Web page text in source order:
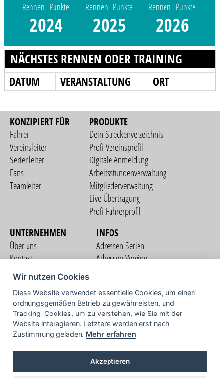
Rennen Punkte
2024
Rennen Punkte
2025
Rennen Punkte
2026
NÄCHSTES RENNEN ODER TRAINING
DATUM VERANSTALTUNG ORT
KONZIPIERT FÜR
Fahrer
Vereinsleiter
Serienleiter
Fans
Teamleiter
PRODUKTE
Dein Streckenverzeichnis
Profi Vereinsprofil
Digitale Anmeldung
Arbeitsstundenverwaltung
Mitgliederverwaltung
Live Übertragung
Profi Fahrerprofil
UNTERNEHMEN
Über uns
Kontakt
Nutzungsbedingungen
Datenschutzerklärung
Impressum
INFOS
Adressen Serien
Adressen Vereine
COMMUNITY
TV
Wir nutzen Cookies
Diese Website verwendet essentielle Cookies, um einen
ordnungsgemäßen Betrieb zu gewährleisten, und
Tracking-Cookies, um zu verstehen, wie Sie mit der
Website interagieren. Letztere werden erst nach
Zustimmung geladen. Mehr erfahren
Akzeptieren